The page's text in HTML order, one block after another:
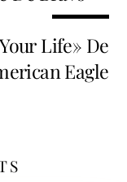
Life» De
Eagle